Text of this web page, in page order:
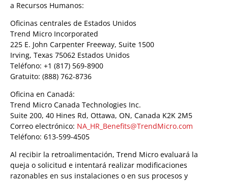
a Recursos Humanos:
Oficinas centrales de Estados Unidos
Trend Micro Incorporated
225 E. John Carpenter Freeway, Suite 1500
Irving, Texas 75062 Estados Unidos
Teléfono: +1 (817) 569-8900
Gratuito: (888) 762-8736
Oficina en Canadá:
Trend Micro Canada Technologies Inc.
Suite 200, 40 Hines Rd, Ottawa, ON, Canada K2K 2M5
Correo electrónico: NA_HR_Benefits@TrendMicro.com
Teléfono: 613-599-4505
Al recibir la retroalimentación, Trend Micro evaluará la
queja o solicitud e intentará realizar modificaciones
razonables en sus instalaciones o en sus procesos y